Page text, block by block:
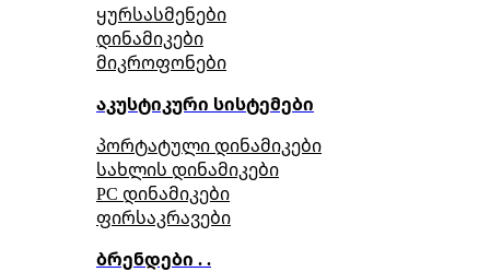
ყურსასმენები
დინამიკები
მიკროფონები
აკუსტიკური სისტემები
პორტატული დინამიკები
სახლის დინამიკები
PC დინამიკები
ფირსაკრავები
ბრენდები . .